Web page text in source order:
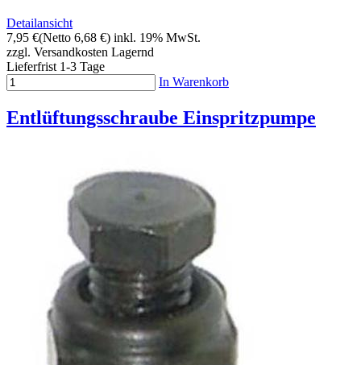
Detailansicht
7,95 €(Netto 6,68 €) inkl. 19% MwSt.
zzgl. Versandkosten Lagernd
Lieferfrist 1-3 Tage
In Warenkorb
Entlüftungsschraube Einspritzpumpe